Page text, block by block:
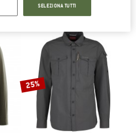
84,95 €66,26 €
5,0(10)
25%
SELEZIONA TUTTI